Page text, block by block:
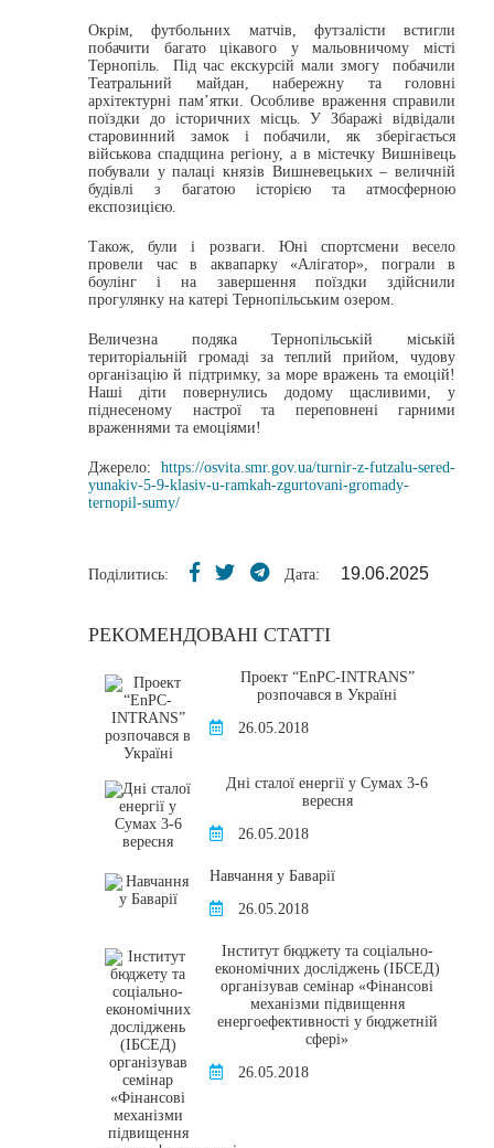
Окрім, футбольних матчів, футзалісти встигли
побачити багато цікавого у мальовничому місті
Тернопіль. Під час екскурсій мали змогу побачили
Театральний майдан, набережну та головні
архітектурні пам’ятки. Особливе враження справили
поїздки до історичних місць. У Збаражі відвідали
старовинний замок і побачили, як зберігається
військова спадщина регіону, а в містечку Вишнівець
побували у палаці князів Вишневецьких – величній
будівлі з багатою історією та атмосферною
експозицією.
Також, були і розваги. Юні спортсмени весело
провели час в аквапарку «Алігатор», пограли в
боулінг і на завершення поїздки здійснили
прогулянку на катері Тернопільським озером.
Величезна подяка Тернопільській міській
територіальній громаді за теплий прийом, чудову
організацію й підтримку, за море вражень та емоцій!
Наші діти повернулись додому щасливими, у
піднесеному настрої та переповнені гарними
враженнями та емоціями!
Джерело: https://osvita.smr.gov.ua/turnir-z-futzalu-sered-
yunakiv-5-9-klasiv-u-ramkah-zgurtovani-gromady-
ternopil-sumy/
Поділитись: Дата: 19.06.2025
РЕКОМЕНДОВАНІ СТАТТІ
Проект “EnPC-INTRANS”
розпочався в Україні
26.05.2018
Дні сталої енергії у Сумах 3-6
вересня
26.05.2018
Навчання у Баварії
26.05.2018
Інститут бюджету та соціально-
економічних досліджень (ІБСЕД)
організував семінар «Фінансові
механізми підвищення
енергоефективності у бюджетній
сфері»
26.05.2018